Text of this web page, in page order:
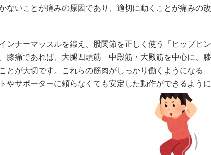
ないことが痛みの原因であり、適切に動くことが痛みの改
ンナーマッスルを鍛え、股関節を正しく使う「ヒップヒン
膝痛であれば、大腿四頭筋・中殿筋・大殿筋を中心に、膝
とが大切です。これらの筋肉がしっかり働くようになる
やサポーターに頼らなくても安定した動作ができるように